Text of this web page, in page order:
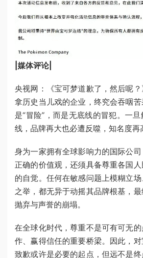
|媒体评论|
央视网：《宝可梦道歉了，然后呢？
拿历史当儿戏的企业，终究会吞咽
是“冒险”，而是无底线的冒犯。一
线，品牌再大也必遭反噬，知名度再
身为一家拥有全球影响力的国际公
正确的价值观，还须具备尊重各国
的自觉。任何在敏感问题上模糊立
之举，都无异于动摇其品牌根基，
抛弃与声誉的崩塌。
在全球化时代，尊重不是可有可无
作、赢得信任的重要桥梁。因此，
致歉或许是必要的起点，但远不是